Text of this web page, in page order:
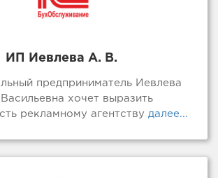
ИП Иевлева А. В.
предприниматель Иевлева
хочет выразить
рекламному агентству далее...